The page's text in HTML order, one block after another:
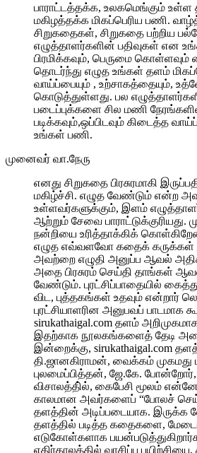
பாராட்டத்தக்க, உலகமெங்கும் உள்ள
மகிழத்தக்க மிகப்பெரிய பணி.
சிறுகதைகள், சிறுகதை பற்றிய
எழுத்தாளர்களின் பதிவுகள் என
பிரமிக்கவும், பெருமை கொள்ளவும்
தொடர்ந்து எழுத உங்கள் தளம்
வாய்ப்பையும் , உற்சாகத்தையும்,
கொடுத்துள்ளது. பல
படைப்புக்களை சில மணி
படிக்கவும்,ஒப்பிடவும் கிடைத்த
உங்கள் பணி.
முனைவர் வா.நேரு
எனது சிறுகதை பிரசுரமாகி
மகிழ்ச்சி. எழுத வேண்டும் என்ற
உள்ளவர்களுக்கும், இளம்
ஆற்றும் சேவை பாராட்டுக்குரியது.
நன்றியை உரித்தாக்கிக்
எழுத எவ்வளவோ கதைக் கருக்கள்
அவற்றை எழுதி அனுப்ப ஆவல்
அதை பிரசுரம் செய்தி தாங்கள்
வேண்டும். புரட்சிப்பாதையில்
விட, புத்தகங்கள் உதவும் என்றார்
புரட்சியாளரின அனுபவப் பாடமாக
sirukathaigal.com தளம்
இதற்காக நூலகங்களைத் தேடி
இன்றைக்கு, sirukathaigal.com
தி.ஜானகிராமன், வைக்கம் முகமது
புலமைப்பித்தன், ஜே.கே.
விசாலத்தி்ல், கைபேசி மூலம்
காலமான அவர்களைப் “போலச்
தளத்தின் அடிப்படையாக. இருக்க
தளத்தில் படித்த கதைகளை,
எடுகோள்களாக
எதிர்காலத்தில் வாசிப்பு